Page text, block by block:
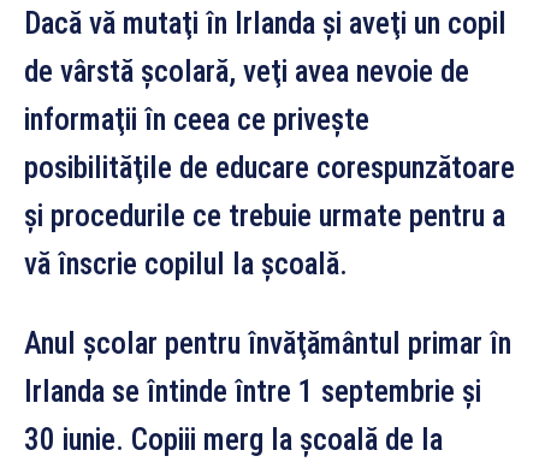
Dacă vă mutaţi în Irlanda şi aveţi un copil
de vârstă şcolară, veţi avea nevoie de
informaţii în ceea ce priveşte
posibilităţile de educare corespunzătoare
şi procedurile ce trebuie urmate pentru a
vă înscrie copilul la şcoală.
Anul şcolar pentru învăţământul primar în
Irlanda se întinde între 1 septembrie şi
30 iunie. Copiii merg la şcoală de la